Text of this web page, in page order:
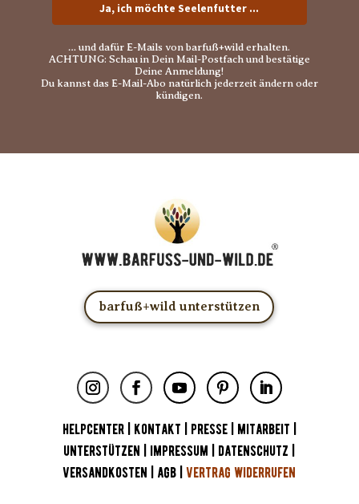
Ja, ich möchte Seelenfutter ...
… und dafür E-Mails von barfuß+wild erhalten.
ACHTUNG: Schau in Dein Mail-Postfach und bestätige
Deine Anmeldung!
Du kannst das E-Mail-Abo natürlich jederzeit ändern oder
kündigen.
barfuß+wild unterstützen
HELPCENTER| KONTAKT PRESSE| MITARBEIT
UNTERSTÜTZEN
IMPRESSUM DATENSCHUTZ
VERSANDKOSTEN
AGB |VERTRAG WIDERRUFEN